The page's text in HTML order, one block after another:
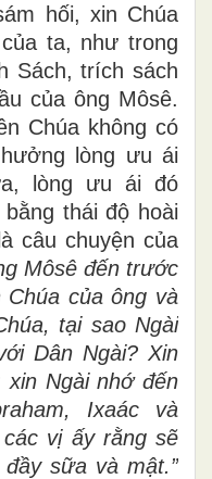
hối, xin Chúa
ta, như trong
Sách, trích sách
của ông Môsê.
Chúa không có
lòng ưu ái
lòng ưu ái đó
thái độ hoài
câu chuyện của
Môsê đến trước
của ông và
tại sao Ngài
Dân Ngài? Xin
xin Ngài nhớ đến
Ixaác và
vị ấy rằng sẽ
sữa và mật.”